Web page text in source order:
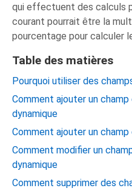
qui effectuent des calculs
courant pourrait être la
pourcentage pour calculer
Table des matières
Pourquoi utiliser des
Comment ajouter un
dynamique
Comment ajouter un
Comment modifier un
dynamique
Comment supprimer des